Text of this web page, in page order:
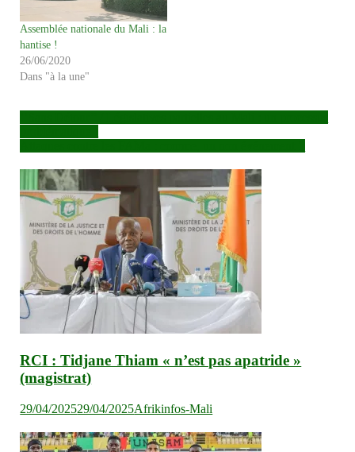
Assemblée nationale du Mali : la
hantise !
26/06/2020
Dans "à la une"
Navigation
de
RCI : Tidjane Thiam « n’est pas apatride »
(magistrat)
29/04/202529/04/2025Afrikinfos-Mali